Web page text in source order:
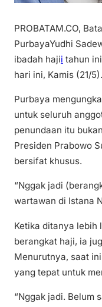
PROBATAM.CO,
PurbayaYudhi
ibadah hajii tahun
hari ini, Kamis (21/5).
Purbaya
untuk seluruh
penundaan itu
Presiden Prabowo
bersifat khusus.
“Nggak jadi
wartawan di Istana
Ketika ditanya lebih
berangkat haji, ia
Menurutnya, saat
yang tepat untuk
“Nggak jadi. Belum